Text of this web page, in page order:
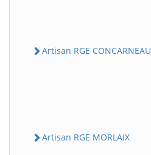
Artisan RGE CONCARNEAU
Artisan RGE MORLAIX